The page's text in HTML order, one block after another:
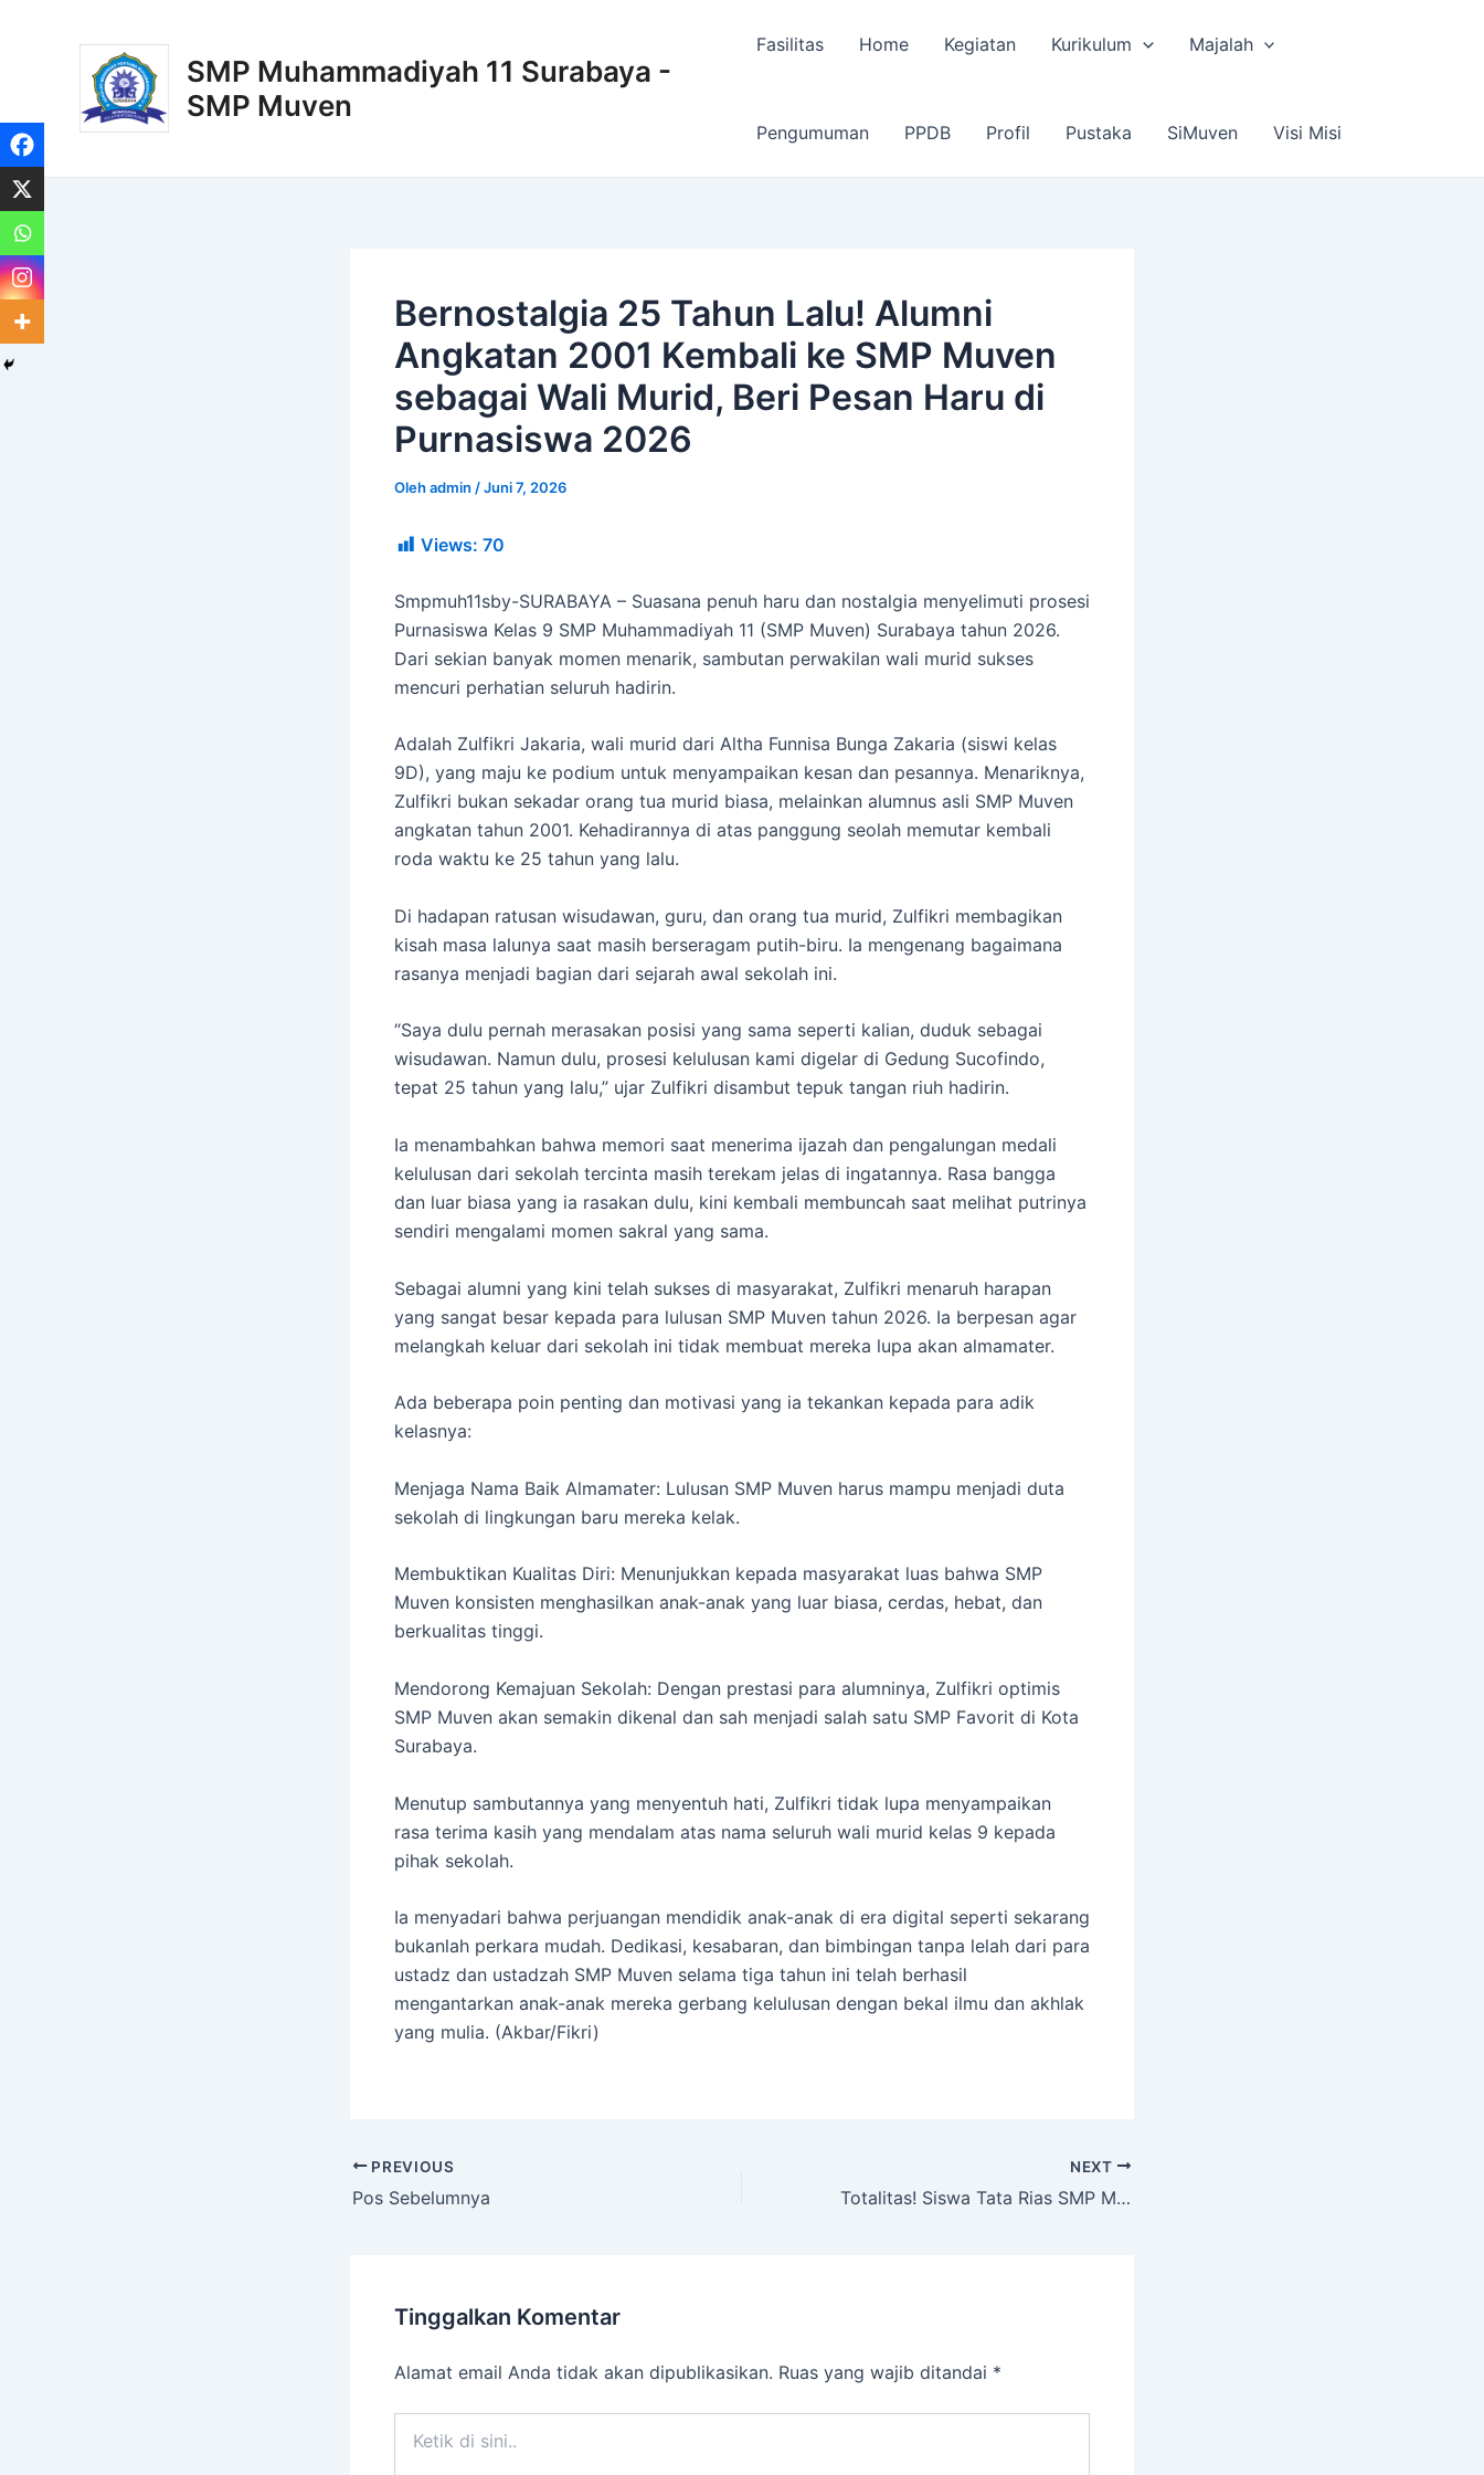
SMP Muhammadiyah 11 Surabaya -
SMP Muven
Fasilitas Home Kegiatan Kurikulum Majalah
Pengumuman PPDB Profil Pustaka SiMuven Visi Misi
Bernostalgia 25 Tahun Lalu! Alumni
Angkatan 2001 Kembali ke SMP Muven
sebagai Wali Murid, Beri Pesan Haru di
Purnasiswa 2026
Olehadmin /Juni 7, 2026
Views: 70
Smpmuh11sby-SURABAYA – Suasana penuh haru dan nostalgia menyelimuti prosesi
Purnasiswa Kelas 9 SMP Muhammadiyah 11 (SMP Muven) Surabaya tahun 2026.
Dari sekian banyak momen menarik, sambutan perwakilan wali murid sukses
mencuri perhatian seluruh hadirin.
Adalah Zulfikri Jakaria, wali murid dari Altha Funnisa Bunga Zakaria (siswi kelas
9D), yang maju ke podium untuk menyampaikan kesan dan pesannya. Menariknya,
Zulfikri bukan sekadar orang tua murid biasa, melainkan alumnus asli SMP Muven
angkatan tahun 2001. Kehadirannya di atas panggung seolah memutar kembali
roda waktu ke 25 tahun yang lalu.
Di hadapan ratusan wisudawan, guru, dan orang tua murid, Zulfikri membagikan
kisah masa lalunya saat masih berseragam putih-biru. Ia mengenang bagaimana
rasanya menjadi bagian dari sejarah awal sekolah ini.
“Saya dulu pernah merasakan posisi yang sama seperti kalian, duduk sebagai
wisudawan. Namun dulu, prosesi kelulusan kami digelar di Gedung Sucofindo,
tepat 25 tahun yang lalu,” ujar Zulfikri disambut tepuk tangan riuh hadirin.
Ia menambahkan bahwa memori saat menerima ijazah dan pengalungan medali
kelulusan dari sekolah tercinta masih terekam jelas di ingatannya. Rasa bangga
dan luar biasa yang ia rasakan dulu, kini kembali membuncah saat melihat putrinya
sendiri mengalami momen sakral yang sama.
Sebagai alumni yang kini telah sukses di masyarakat, Zulfikri menaruh harapan
yang sangat besar kepada para lulusan SMP Muven tahun 2026. Ia berpesan agar
melangkah keluar dari sekolah ini tidak membuat mereka lupa akan almamater.
Ada beberapa poin penting dan motivasi yang ia tekankan kepada para adik
kelasnya:
Menjaga Nama Baik Almamater: Lulusan SMP Muven harus mampu menjadi duta
sekolah di lingkungan baru mereka kelak.
Membuktikan Kualitas Diri: Menunjukkan kepada masyarakat luas bahwa SMP
Muven konsisten menghasilkan anak-anak yang luar biasa, cerdas, hebat, dan
berkualitas tinggi.
Mendorong Kemajuan Sekolah: Dengan prestasi para alumninya, Zulfikri optimis
SMP Muven akan semakin dikenal dan sah menjadi salah satu SMP Favorit di Kota
Surabaya.
Menutup sambutannya yang menyentuh hati, Zulfikri tidak lupa menyampaikan
rasa terima kasih yang mendalam atas nama seluruh wali murid kelas 9 kepada
pihak sekolah.
Ia menyadari bahwa perjuangan mendidik anak-anak di era digital seperti sekarang
bukanlah perkara mudah. Dedikasi, kesabaran, dan bimbingan tanpa lelah dari para
ustadz dan ustadzah SMP Muven selama tiga tahun ini telah berhasil
mengantarkan anak-anak mereka gerbang kelulusan dengan bekal ilmu dan akhlak
yang mulia. (Akbar/Fikri)
PREVIOUS
Pos Sebelumnya
NEXT
Totalitas! Siswa Tata Rias SMP Muven Rela Menginap di Sekolah Demi Sukseskan Purnasiswa
Tinggalkan Komentar
Alamat email Anda tidak akan dipublikasikan. Ruas yang wajib ditandai *